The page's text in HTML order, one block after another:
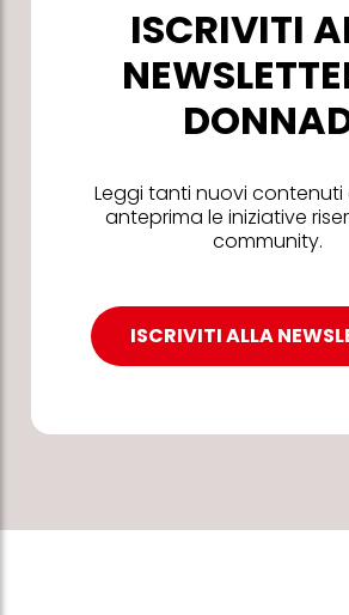
ISCRIVITI
Leggi tanti nuovi contenuti
anteprima le iniziative
community.
ISCRIVITI ALLA